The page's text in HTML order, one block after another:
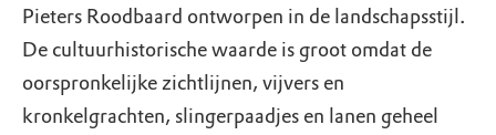
Pieters Roodbaard ontworpen in de landschapsstijl.
De cultuurhistorische waarde is groot omdat de
oorspronkelijke zichtlijnen, vijvers en
kronkelgrachten, slingerpaadjes en lanen geheel